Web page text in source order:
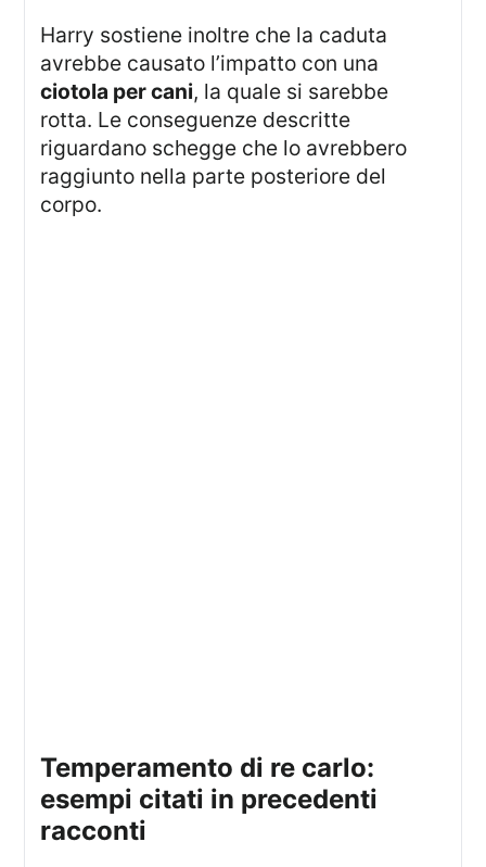
Harry sostiene inoltre che la caduta
avrebbe causato l’impatto con una
ciotola per cani, la quale si sarebbe
rotta. Le conseguenze descritte
riguardano schegge che lo avrebbero
raggiunto nella parte posteriore del
corpo.
temperamento di re carlo:
esempi citati in precedenti
racconti